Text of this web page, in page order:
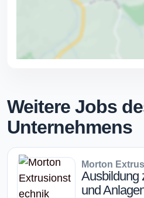
Weitere Jobs
Unternehmens
Morton
Ausbildung
und